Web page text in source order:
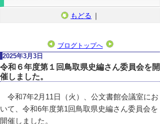
もどる ｜
ブログトップへ
2025年3月3日
令和６年度第１回鳥取県史編さん委員会を開
催しました。
令和7年2月11日（火）、公文書館会議室にお
いて、令和6年度第1回鳥取県史編さん委員会を
開催しました。